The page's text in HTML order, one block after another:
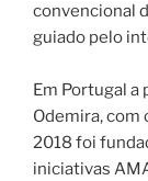
convencional
guiado pelo
Em Portugal a
Odemira, com
2018 foi
iniciativas